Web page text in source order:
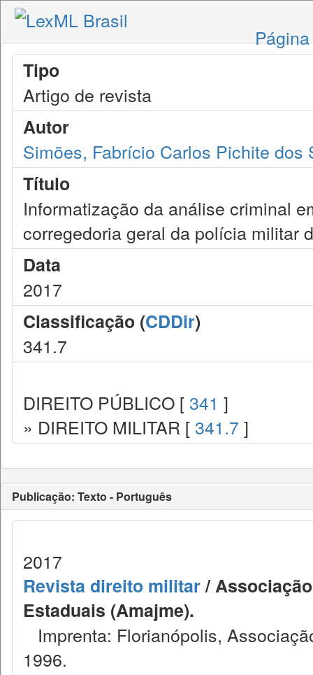
Tipo
Artigo de revista
Autor
Simões, Fabrício Carlos Pichite dos
Título
Informatização da análise criminal
corregedoria geral da polícia militar
Data
2017
Classificação (CDDir)
341.7
DIREITO PÚBLICO [ 341 ]
» DIREITO MILITAR [ 341.7 ]
Publicação: Texto - Português
2017
Revista direito militar/
Estaduais (Amajme).
Imprenta: Florianópolis,
1996.